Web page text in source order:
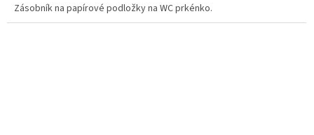
Zásobník na papírové podložky na WC prkénko.